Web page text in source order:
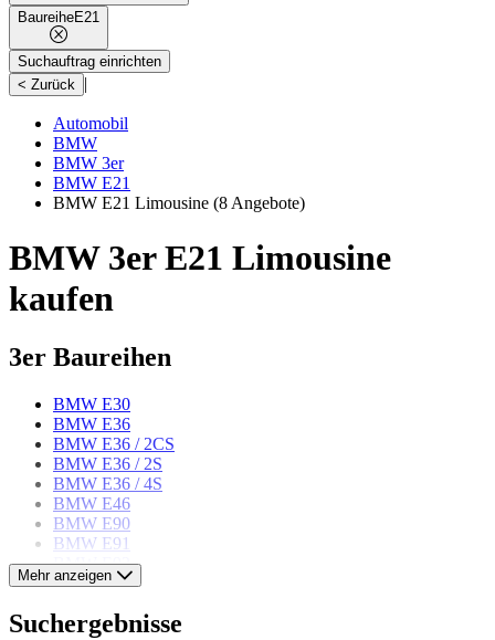
BaureiheE21
Suchauftrag einrichten
< Zurück |
Automobil
BMW
BMW 3er
BMW E21
BMW E21 Limousine (8 Angebote)
BMW 3er E21 Limousine
kaufen
3er Baureihen
BMW E30
BMW E36
BMW E36 / 2CS
BMW E36 / 2S
BMW E36 / 4S
BMW E46
BMW E90
BMW E91
BMW E92
BMW E93
BMW F31
Mehr anzeigen
Suchergebnisse